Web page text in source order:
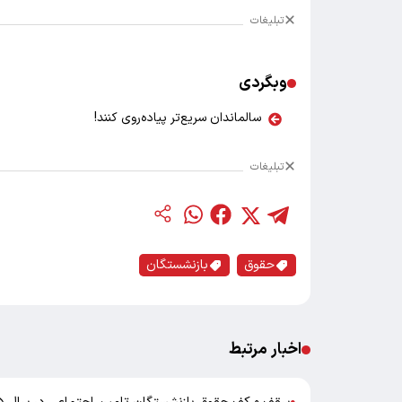
تبلیغات
وبگردی
سالماندان سریع‌تر پیاده‌روی کنند!
تبلیغات
حقوق بازنشستگان
اخبار مرتبط